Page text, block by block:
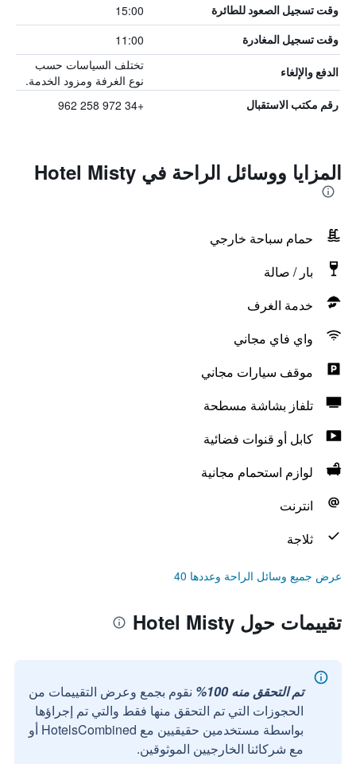
وقت تسجيل الصعود للطائرة 15:00
وقت تسجيل المغادرة 11:00
الدفع والإلغاء
تختلف السياسات حسب
نوع الغرفة ومزود الخدمة.
رقم مكتب الاستقبال +34 972 258 962
المزايا ووسائل الراحة في Hotel Misty
حمام سباحة خارجي
بار / صالة
خدمة الغرف
واي فاي مجاني
موقف سيارات مجاني
تلفاز بشاشة مسطحة
كابل أو قنوات فضائية
لوازم استحمام مجانية
انترنت
ثلاجة
عرض جميع وسائل الراحة وعددها 40
تقييمات حول Hotel Misty
تم التحقق منه 100%
نقوم بجمع وعرض التقييمات من
الحجوزات التي تم التحقق منها فقط والتي تم إجراؤها
بواسطة مستخدمين حقيقيين مع HotelsCombined أو
مع شركائنا الخارجيين الموثوقين.